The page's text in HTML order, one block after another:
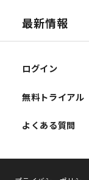
最新情報
ログイン
無料トライアル
よくある質問